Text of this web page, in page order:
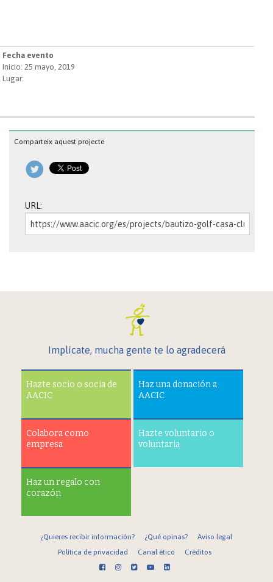
Fecha evento
Inicio: 25 mayo, 2019
Lugar:
Comparteix aquest projecte
URL:
Implícate, mucha gente te lo agradecerá
Hazte socio o socia de
AACIC
Haz una donación a
AACIC
Colabora como
empresa
Hazte voluntario o
voluntaria
Haz un regalo con
corazón
¿Quieres recibir información? ¿Qué opinas?
Aviso legal
Política de privacidad
Canal ético Créditos